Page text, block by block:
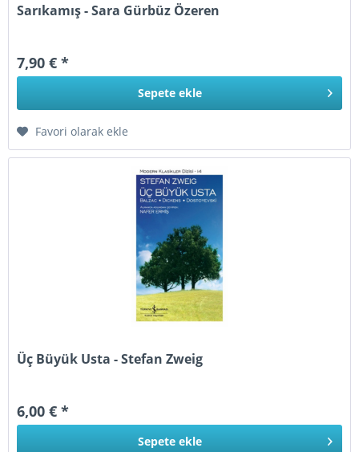
Sarıkamış - Sara Gürbüz Özeren
7,90 € *
Sepete ekle
Favori olarak ekle
Üç Büyük Usta - Stefan Zweig
6,00 € *
Sepete ekle